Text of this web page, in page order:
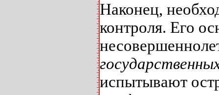
Наконец,
контроля. Его
испытывают